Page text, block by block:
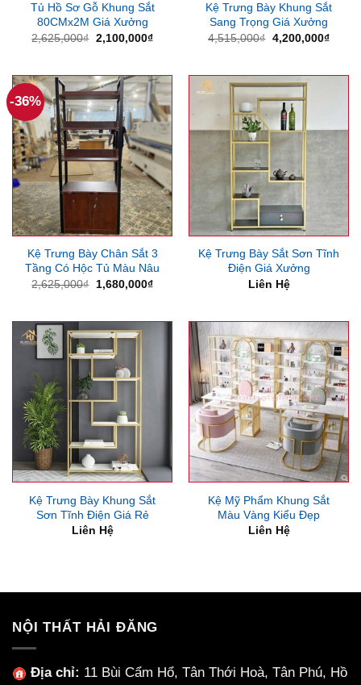
Tủ Hồ Sơ Gỗ Khung Sắt
80CMx2M Giá Xưởng
2,625,000₫ Giá
gốc
2,100,000₫Giá
2,100,000₫.
Kệ Trưng Bày Khung Sắt
Sang Trọng Giá Xưởng
4,515,000₫ Giá
gốc
4,200,000₫Giá
-36%
Kệ Trưng Bày Chân Sắt 3
Tầng Có Hộc Tủ Màu Nâu
2,625,000₫
Giá
1,680,000₫Giá
1,680,000₫.
Kệ Trưng Bày Sắt Sơn Tĩnh
Điện Giá Xưởng
Liên Hệ
Kệ Trưng Bày Khung Sắt
Sơn Tĩnh Điện Giá Rẻ
Liên Hệ
Kệ Mỹ Phẩm Khung Sắt
Màu Vàng Kiểu Đẹp
Liên Hệ
NỘI THẤT HẢI ĐĂNG
Địa chỉ: 11 Bùi Cẩm Hổ, Tân Thới Hoà, Tân Phú, Hồ